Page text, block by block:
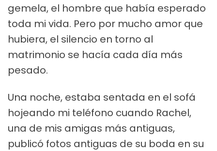
gemela, el hombre que había esperado
toda mi vida. Pero por mucho amor que
hubiera, el silencio en torno al
matrimonio se hacía cada día más
pesado.
Una noche, estaba sentada en el sofá
hojeando mi teléfono cuando Rachel,
una de mis amigas más antiguas,
publicó fotos antiguas de su boda en su